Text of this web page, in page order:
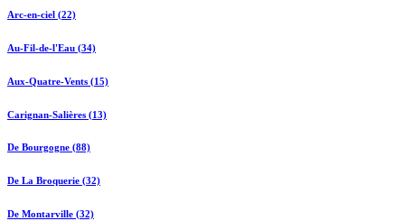
Arc-en-ciel (22)
Au-Fil-de-l'Eau (34)
Aux-Quatre-Vents (15)
Carignan-Salières (13)
De Bourgogne (88)
De La Broquerie (32)
De Montarville (32)